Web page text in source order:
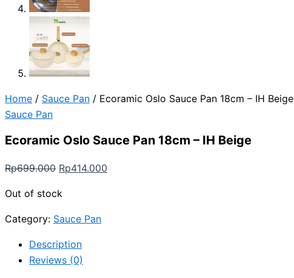
Home / Sauce Pan / Ecoramic Oslo Sauce Pan 18cm – IH Beige
Sauce Pan
Ecoramic Oslo Sauce Pan 18cm – IH Beige
Rp699.000 Rp414.000
Out of stock
Category: Sauce Pan
Description
Reviews (0)